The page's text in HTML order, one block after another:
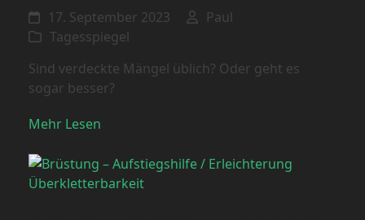
17. September 2023
Paul
Tagesspiegel
Sind verdeckte Mängel üblich? Oder geht es
sogar besser?
Mehr Lesen